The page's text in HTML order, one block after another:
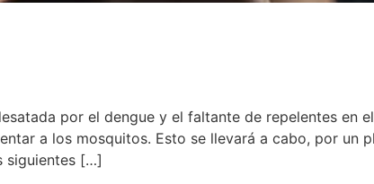
por el dengue y el faltante de repelentes en
a los mosquitos. Esto se llevará a cabo, por un
siguientes […]